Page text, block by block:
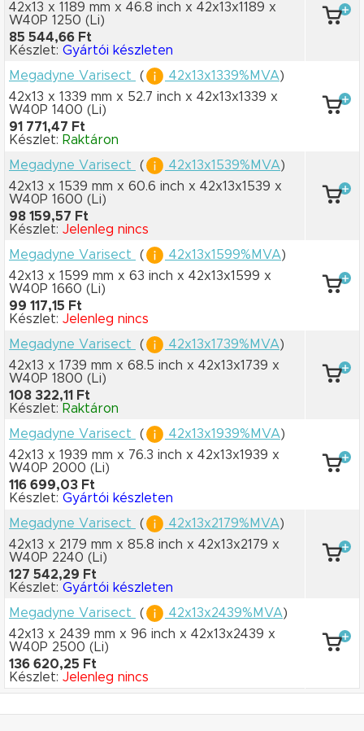
42x13 x 1189 mm x 46.8 inch x 42x13x1189 x
W40P 1250 (Li)
85 544,66 Ft
Készlet: Gyártói készleten
Megadyne Varisect
( 42x13x1339%MVA)
42x13 x 1339 mm x 52.7 inch x 42x13x1339 x
W40P 1400 (Li)
91 771,47 Ft
Készlet: Raktáron
Megadyne Varisect
( 42x13x1539%MVA)
42x13 x 1539 mm x 60.6 inch x 42x13x1539 x
W40P 1600 (Li)
98 159,57 Ft
Készlet: Jelenleg nincs
Megadyne Varisect
( 42x13x1599%MVA)
42x13 x 1599 mm x 63 inch x 42x13x1599 x
W40P 1660 (Li)
99 117,15 Ft
Készlet: Jelenleg nincs
Megadyne Varisect
( 42x13x1739%MVA)
42x13 x 1739 mm x 68.5 inch x 42x13x1739 x
W40P 1800 (Li)
108 322,11 Ft
Készlet: Raktáron
Megadyne Varisect
( 42x13x1939%MVA)
42x13 x 1939 mm x 76.3 inch x 42x13x1939 x
W40P 2000 (Li)
116 699,03 Ft
Készlet: Gyártói készleten
Megadyne Varisect
( 42x13x2179%MVA)
42x13 x 2179 mm x 85.8 inch x 42x13x2179 x
W40P 2240 (Li)
127 542,29 Ft
Készlet: Gyártói készleten
Megadyne Varisect
( 42x13x2439%MVA)
42x13 x 2439 mm x 96 inch x 42x13x2439 x
W40P 2500 (Li)
136 620,25 Ft
Készlet: Jelenleg nincs